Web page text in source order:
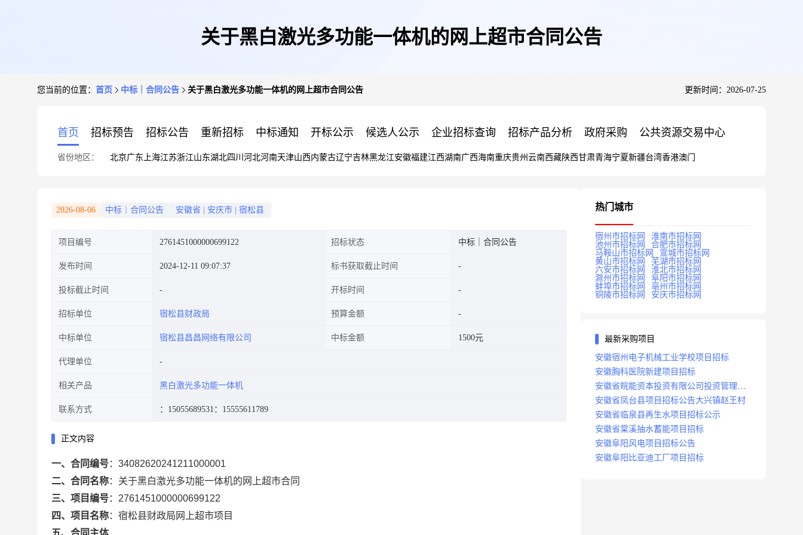
关于黑白激光多功能一体机的网上超市合同公告
您当前的位置： 首页 中标｜合同公告 关于黑白激光多功能一体机的网上超市合同公告 更新时间：2026-07-25
首页 招标预告 招标公告 重新招标 中标通知 开标公示 候选人公示 企业招标查询 招标产品分析 政府采购 公共资源交易中心
省份地区： 北京广东 上海江苏浙江山东湖北四川 河北河南天津山西内蒙古辽宁吉林黑龙江安徽福建江西湖南广西海南重庆贵州 云南西藏陕西甘肃青海宁夏新疆台湾香港澳门
2026-08-06 中标｜合同公告 安徽省 安庆市 宿松县
项目编号 2761451000000699122 招标状态 中标｜合同公告
发布时间 2024-12-11 09:07:37 标书获取截止时间
投标截止时间 开标时间
招标单位 宿松县财政局 预算金额
中标单位 宿松县昌昌网络有限公司 中标金额 1500元
代理单位
相关产品 黑白激光多功能一体机
联系方式 ：15055689531 ：15555611789
正文内容
一、合同编号： 34082620241211000001
二、合同名称： 关于黑白激光多功能一体机的网上超市合同
三、项目编号： 2761451000000699122
四、项目名称： 宿松县财政局网上超市项目
五、合同主体
热门城市
宿州市招标网
淮南市招标网
池州市招标网
合肥市招标网
马鞍山市招标网
宣城市招标网
黄山市招标网
芜湖市招标网
六安市招标网
淮北市招标网
滁州市招标网
阜阳市招标网
蚌埠市招标网
亳州市招标网
铜陵市招标网
安庆市招标网
最新采购项目
安徽宿州电子机械工业学校项目招标
安徽胸科医院新建项目招标
安徽省皖能资本投资有限公司投资管理系
统建设项目招标
安徽省凤台县项目招标公告大兴镇赵王村
安徽省临泉县再生水项目招标公示
安徽省棠溪抽水蓄能项目招标
安徽阜阳风电项目招标公告
安徽阜阳比亚迪工厂项目招标